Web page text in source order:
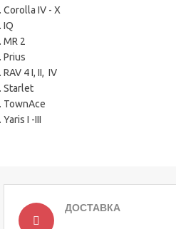
Corolla IV - X
IQ
MR 2
Prius
RAV 4 I, II, IV
Starlet
TownAce
Yaris I -III
ДОСТАВКА